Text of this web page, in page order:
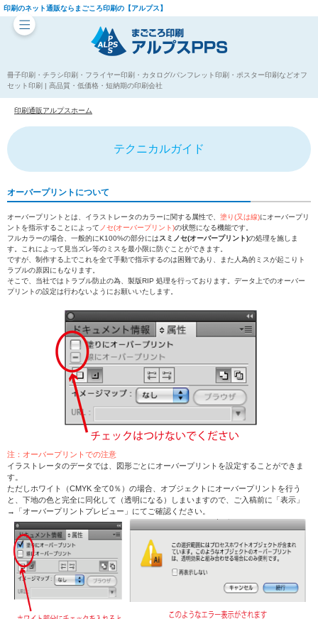
印刷のネット通販ならまごころ印刷の【アルプス】
冊子印刷・チラシ印刷・フライヤー印刷・カタログ/パンフレット印刷・ポスター印刷などオフ
セット印刷 | 高品質・低価格・短納期の印刷会社
印刷通販アルプスホーム
テクニカルガイド
オーバープリントについて
オーバープリントとは、イラストレータのカラーに関する属性で、 塗り(又は線)にオーバープリ
ントを指示することによって ノセ(オーバープリント)の状態になる機能です。
フルカラーの場合、一般的にK100%の部分にはスミノセ(オーバープリント)の処理を施しま
す。これによって見当ズレ等のミスを最小限に防ぐことができます。
ですが、制作する上でこれを全て手動で指示するのは困難であり、また人為的ミスが起こりト
ラブルの原因にもなります。
そこで、当社ではトラブル防止の為、製版RIP 処理を行っております。データ上でのオーバー
プリントの設定は行わないようにお願いいたします。
注：オーバープリントでの注意
イラストレータのデータでは、図形ごとにオーバープリントを設定することができま
す。
ただしホワイト（CMYK 全て0％）の場合、オブジェクトにオーバープリントを行う
と、下地の色と完全に同化して（透明になる）しまいますので、ご入稿前に「表示」
→「オーバープリントプレビュー」にてご確認ください。